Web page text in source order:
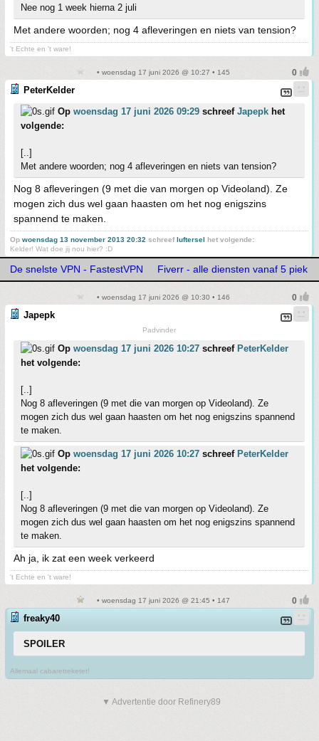
Nee nog 1 week hierna 2 juli
Met andere woorden; nog 4 afleveringen en niets van tension?
't Echte en 't ware!
• woensdag 17 juni 2026 @ 10:27 • 145
PeterKelder
Op woensdag 17 juni 2026 09:29 schreef Japepk het
volgende:
[..]
Met andere woorden; nog 4 afleveringen en niets van tension?
Nog 8 afleveringen (9 met die van morgen op Videoland). Ze
mogen zich dus wel gaan haasten om het nog enigszins
spannend te maken.
Op woensdag 13 november 2013 20:32 schreefluftersel het volgende:
Kelder! Wat doe jij nou hier? :D
De snelste VPN - FastestVPN Fiverr - alle diensten vanaf 5 piek
• woensdag 17 juni 2026 @ 10:30 • 146
Japepk
Padvinder
Op woensdag 17 juni 2026 10:27 schreef PeterKelder
het volgende:
[..]
Nog 8 afleveringen (9 met die van morgen op Videoland). Ze
mogen zich dus wel gaan haasten om het nog enigszins spannend
te maken.
Op woensdag 17 juni 2026 10:27 schreef PeterKelder
het volgende:
[..]
Nog 8 afleveringen (9 met die van morgen op Videoland). Ze
mogen zich dus wel gaan haasten om het nog enigszins spannend
te maken.
Ah ja, ik zat een week verkeerd
't Echte en 't ware!
• woensdag 17 juni 2026 @ 21:45 • 147
freaky40
SPOILER
Allemaal cabaretteketet!
▼ Advertentie door Refinery89